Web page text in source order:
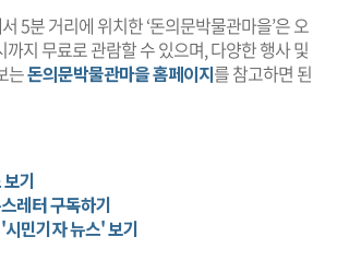
5분 거리에 위치한 ‘돈의문박물관마을’은 오
지 무료로 관람할 수 있으며, 다양한 행사 및
는돈의문박물관마을 홈페이지를 참고하면 된
기
레터 구독하기
민기자 뉴스' 보기